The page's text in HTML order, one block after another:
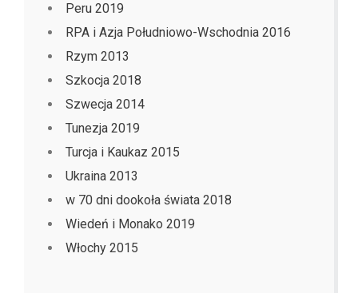
Peru 2019
RPA i Azja Południowo-Wschodnia 2016
Rzym 2013
Szkocja 2018
Szwecja 2014
Tunezja 2019
Turcja i Kaukaz 2015
Ukraina 2013
w 70 dni dookoła świata 2018
Wiedeń i Monako 2019
Włochy 2015